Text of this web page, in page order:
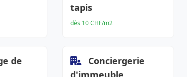
tapis
dès 10 CHF/m2
de
Conciergerie
d'immeuble